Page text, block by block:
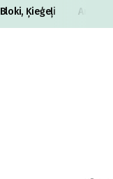
Bloki, Ķieģeļi